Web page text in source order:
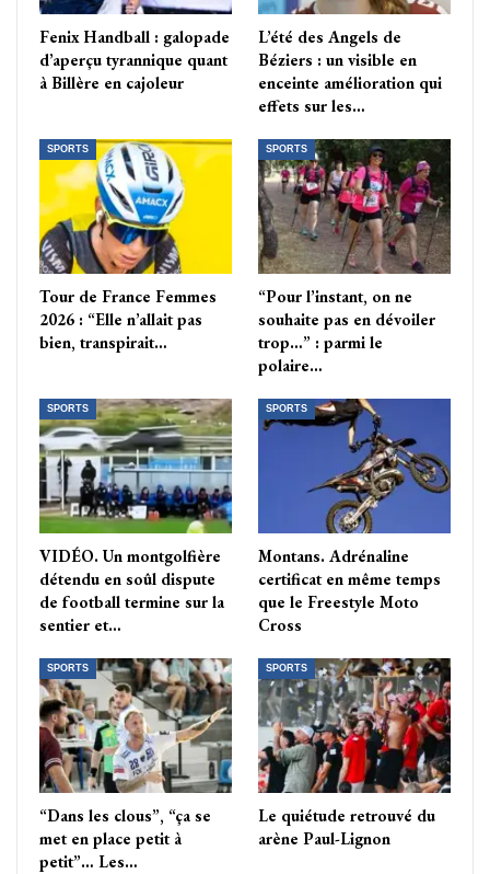
Fenix Handball : galopade
d’aperçu tyrannique quant
à Billère en cajoleur
L’été des Angels de
Béziers : un visible en
enceinte amélioration qui
effets sur les…
SPORTS
Tour de France Femmes
2026 : “Elle n’allait pas
bien, transpirait…
SPORTS
“Pour l’instant, on ne
souhaite pas en dévoiler
trop…” : parmi le
polaire…
SPORTS
VIDÉO. Un montgolfière
détendu en soûl dispute
de football termine sur la
sentier et…
SPORTS
Montans. Adrénaline
certificat en même temps
que le Freestyle Moto
Cross
SPORTS
“Dans les clous”, “ça se
met en place petit à
petit”… Les…
SPORTS
Le quiétude retrouvé du
arène Paul-Lignon